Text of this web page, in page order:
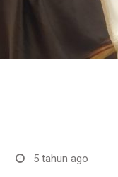
5 tahun ago